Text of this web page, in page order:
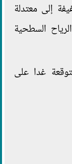
إلى معتدلة
متر إلى 1.5 متر والرياح السطحية
غدا على